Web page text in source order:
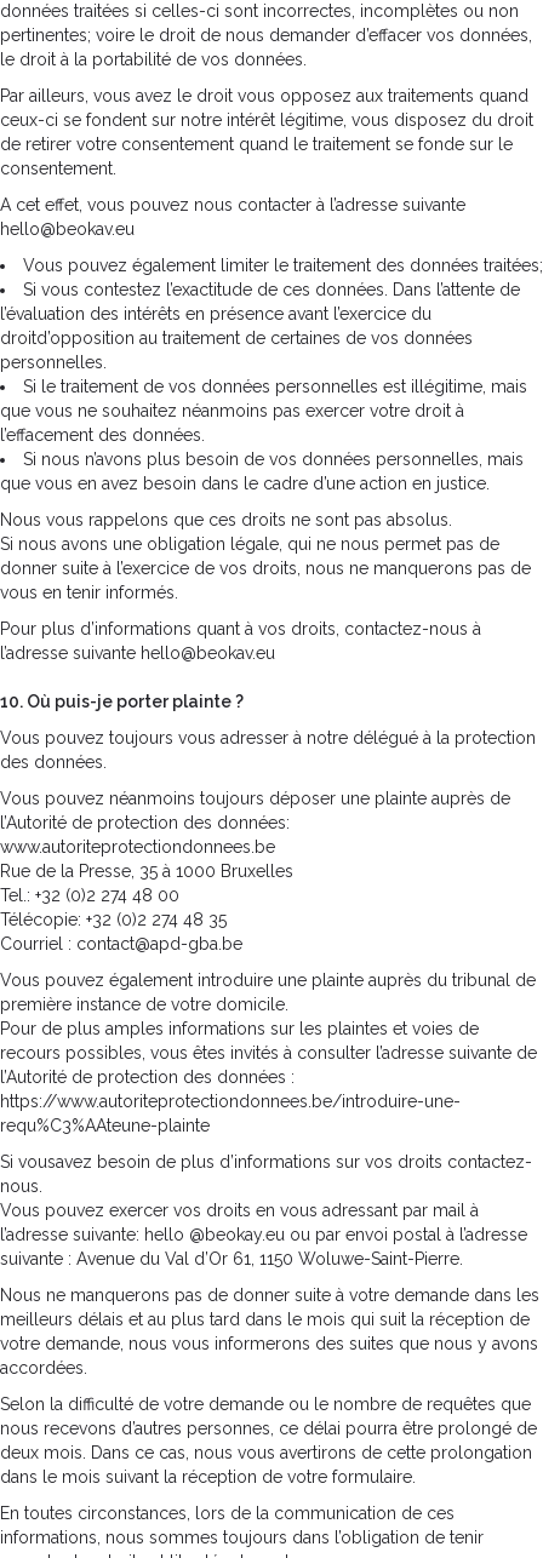
données traitées si celles-ci sont incorrectes, incomplètes ou non
pertinentes; voire le droit de nous demander d’effacer vos données,
le droit à la portabilité de vos données.
Par ailleurs, vous avez le droit vous opposez aux traitements quand
ceux-ci se fondent sur notre intérêt légitime, vous disposez du droit
de retirer votre consentement quand le traitement se fonde sur le
consentement.
A cet effet, vous pouvez nous contacter à l’adresse suivante
hello@beokav.eu
Vous pouvez également limiter le traitement des données traitées;
Si vous contestez l’exactitude de ces données. Dans l’attente de
l’évaluation des intérêts en présence avant l’exercice du
droitd’opposition au traitement de certaines de vos données
personnelles.
Si le traitement de vos données personnelles est illégitime, mais
que vous ne souhaitez néanmoins pas exercer votre droit à
l’effacement des données.
Si nous n’avons plus besoin de vos données personnelles, mais
que vous en avez besoin dans le cadre d’une action en justice.
Nous vous rappelons que ces droits ne sont pas absolus.
Si nous avons une obligation légale, qui ne nous permet pas de
donner suite à l’exercice de vos droits, nous ne manquerons pas de
vous en tenir informés.
Pour plus d’informations quant à vos droits, contactez-nous à
l’adresse suivante hello@beokav.eu
10. Où puis-je porter plainte ?
Vous pouvez toujours vous adresser à notre délégué à la protection
des données.
Vous pouvez néanmoins toujours déposer une plainte auprès de
l’Autorité de protection des données:
www.autoriteprotectiondonnees.be
Rue de la Presse, 35 à 1000 Bruxelles
Tel.: +32 (0)2 274 48 00
Télécopie: +32 (0)2 274 48 35
Courriel : contact@apd-gba.be
Vous pouvez également introduire une plainte auprès du tribunal de
première instance de votre domicile.
Pour de plus amples informations sur les plaintes et voies de
recours possibles, vous êtes invités à consulter l’adresse suivante de
l’Autorité de protection des données :
https://www.autoriteprotectiondonnees.be/introduire-une-
requ%C3%AAteune-plainte
Si vousavez besoin de plus d’informations sur vos droits contactez-
nous.
Vous pouvez exercer vos droits en vous adressant par mail à
l’adresse suivante: hello @beokay.eu ou par envoi postal à l’adresse
suivante : Avenue du Val d’Or 61, 1150 Woluwe-Saint-Pierre.
Nous ne manquerons pas de donner suite à votre demande dans les
meilleurs délais et au plus tard dans le mois qui suit la réception de
votre demande, nous vous informerons des suites que nous y avons
accordées.
Selon la difficulté de votre demande ou le nombre de requêtes que
nous recevons d’autres personnes, ce délai pourra être prolongé de
deux mois. Dans ce cas, nous vous avertirons de cette prolongation
dans le mois suivant la réception de votre formulaire.
En toutes circonstances, lors de la communication de ces
informations, nous sommes toujours dans l’obligation de tenir